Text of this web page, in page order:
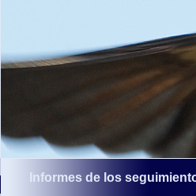
Informes de los